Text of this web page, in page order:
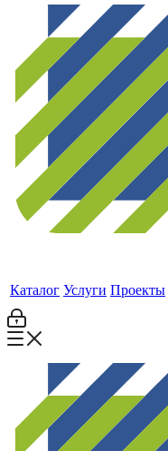
Каталог Услуги Проекты